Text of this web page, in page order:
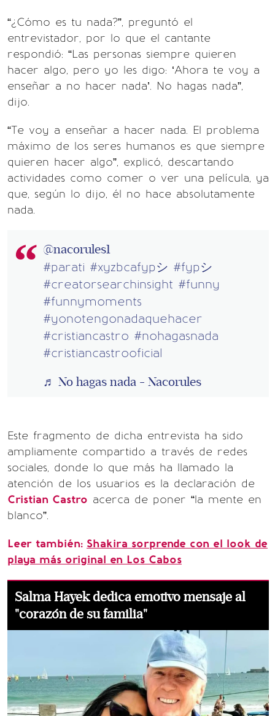
“¿Cómo es tu nada?”, preguntó el
entrevistador, por lo que el cantante
respondió: “Las personas siempre quieren
hacer algo, pero yo les digo: ‘Ahora te voy a
enseñar a no hacer nada’. No hagas nada”,
dijo.
“Te voy a enseñar a hacer nada. El problema
máximo de los seres humanos es que siempre
quieren hacer algo”, explicó, descartando
actividades como comer o ver una película, ya
que, según lo dijo, él no hace absolutamente
nada.
@nacorules1
#parati #xyzbcafypシ #fypシ゚
#creatorsearchinsight #funny
#funnymoments
#yonotengonadaquehacer
#cristiancastro #nohagasnada
#cristiancastrooficial
♬ No hagas nada - Nacorules
Este fragmento de dicha entrevista ha sido
ampliamente compartido a través de redes
sociales, donde lo que más ha llamado la
atención de los usuarios es la declaración de
Cristian Castro acerca de poner “la mente en
blanco”.
Leer también: Shakira sorprende con el look de
playa más original en Los Cabos
Salma Hayek dedica emotivo mensaje al
"corazón de su familia"